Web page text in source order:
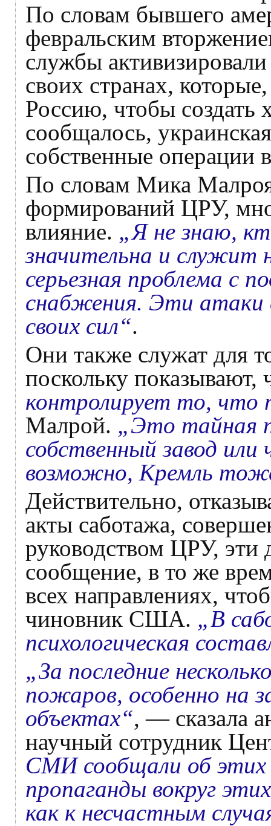
По словам бывшего
февральским
службы
своих странах,
Россию, чтобы
сообщалось,
собственные операции
По словам Мика
формирований ЦРУ,
влияние. „Я не знаю,
значительна и служит
серьезная проблема с
снабжения. Эти атаки
своих сил“.
Они также служат для
поскольку
контролирует то, что
Малрой. „Это тайная
собственный завод
возможно, Кремль
Действительно,
акты саботажа,
руководством ЦРУ, эти
сообщение, в то же
всех направлениях,
чиновник США. „В
психологическая
„За последние
пожаров, особенно на
объектах“, — сказала
научный сотрудник
СМИ сообщали об этих
пропаганды вокруг
как к несчастным